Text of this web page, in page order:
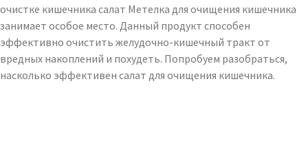
очистке кишечника салат Метелка для очищения кишечника
занимает особое место. Данный продукт способен
эффективно очистить желудочно-кишечный тракт от
вредных накоплений и похудеть. Попробуем разобраться,
насколько эффективен салат для очищения кишечника.